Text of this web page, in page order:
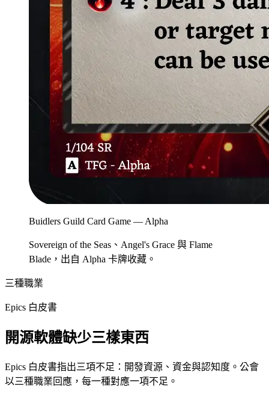
Buidlers Guild Card Game — Alpha
Sovereign of the Seas、Angel's Grace 與 Flame
Blade，出自 Alpha 卡牌收藏。
三種職業
Epics 白皮書
開源軟體缺少三樣東西
Epics 白皮書指出三項不足：開發資源、資金與認知度。公會
以三種職業回應，每一種對應一項不足。